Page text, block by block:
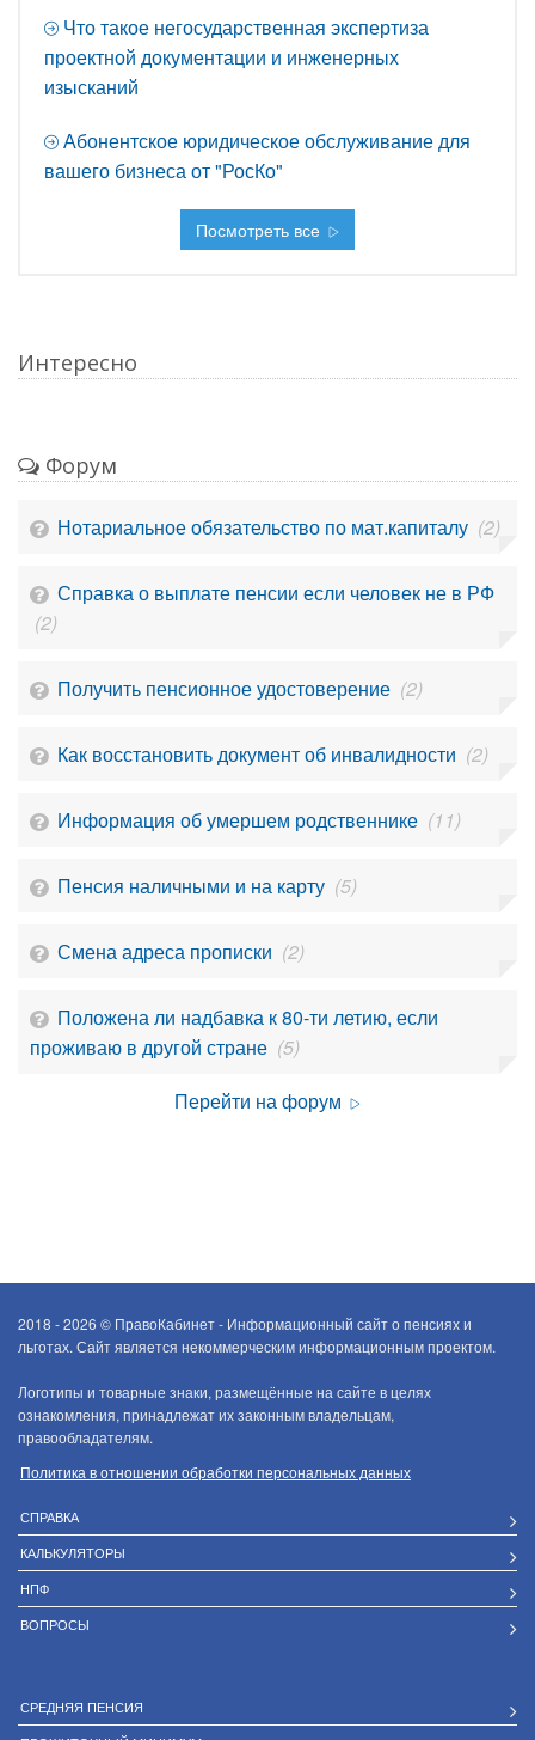
Что такое негосударственная экспертиза
проектной документации и инженерных
изысканий
Абонентское юридическое обслуживание для
вашего бизнеса от "РосКо"
Посмотреть все
Интересно
Форум
Нотариальное обязательство по мат.капиталу (2)
Справка о выплате пенсии если человек не в РФ
(2)
Получить пенсионное удостоверение (2)
Как восстановить документ об инвалидности (2)
Информация об умершем родственнике (11)
Пенсия наличными и на карту (5)
Смена адреса прописки (2)
Положена ли надбавка к 80-ти летию, если
проживаю в другой стране (5)
Перейти на форум
2018 - 2026 © ПравоКабинет - Информационный сайт о пенсиях и
льготах. Сайт является некоммерческим информационным проектом.
Логотипы и товарные знаки, размещённые на сайте в целях
ознакомления, принадлежат их законным владельцам,
правообладателям.
Политика в отношении обработки персональных данных
СПРАВКА
КАЛЬКУЛЯТОРЫ
НПФ
ВОПРОСЫ
СРЕДНЯЯ ПЕНСИЯ